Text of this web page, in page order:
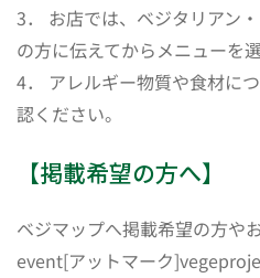
3． お店では、ベジタリアン
の方に伝えてからメニューを
4． アレルギー物質や食材に
認ください。
【掲載希望の方へ】
ベジマップへ掲載希望の方や
event[アットマーク